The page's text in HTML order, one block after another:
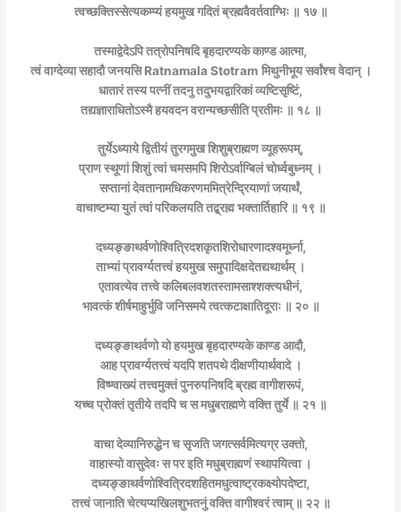
त्वच्छक्तिस्सेत्यकम्प्यं हयमुख गदितं ब्रह्मवैवर्तवाग्भिः ॥ १७ ॥
तस्माद्वेदेऽपि तत्रोपनिषदि बृहदारण्यके काण्ड आत्मा,
त्वं वाग्देव्या सहादौ जनयसि Ratnamala Stotram मिथुनीभूय सर्वांश्च वेदान् ।
धातारं तस्य पत्नीं तदनु तदुभयद्वारिकां व्यष्टिसृष्टिं,
तद्यज्ञाराधितोऽस्मै हयवदन वरान्यच्छसीति प्रतीमः ॥ १८ ॥
तुर्येऽध्याये द्वितीयं तुरगमुख शिशुब्राह्मण व्यूहरूपम्,
प्राण स्थूणां शिशुं त्वां चमसमपि शिरोऽर्वाग्बिलं चोर्ध्वबुध्नम् ।
सप्तानां देवतानामधिकरणममित्रेन्द्रियाणां जयार्थं,
वाचाष्टम्या युतं त्वां परिकलयति तद्ब्रह्म भक्तार्तिहारि ॥ १९ ॥
दध्यङ्ङाथर्वणोश्वित्रिदशकृतशिरोधारणादश्वमूर्ध्ना,
ताभ्यां प्रावर्ग्यतत्त्वं हयमुख समुपादिक्षदेतद्यथार्थम् ।
एतावत्येव तत्त्वे कलिबलवशतस्तामसाश्शक्त्यधीनं,
भावत्कं शीर्षमाहुर्भुवि जनिसमये त्वत्कटाक्षातिदूराः ॥ २० ॥
दध्यङ्ङाथर्वणो यो हयमुख बृहदारण्यके काण्ड आदौ,
आह प्रावर्ग्यतत्त्वं यदपि शतपथे दीक्षणीयार्थवादे ।
विष्ण्वाख्यं तत्त्वमुक्तं पुनरुपनिषदि ब्रह्म वागीशरूपं,
यच्च प्रोक्तं तृतीये तदपि च स मधुबराह्मणे वक्ति तुर्ये ॥ २१ ॥
वाचा देव्यानिरुद्धेन च सृजति जगत्सर्वमित्यग्र उक्तो,
वाहास्यो वासुदेवः स पर इति मधुब्राह्मणं स्थापयित्वा ।
दध्यङ्ङाथर्वणोश्वित्रिदशहितमधुत्वाष्ट्रकक्ष्योपदेष्टा,
तत्त्वं जानाति चेत्यप्यखिलशुभतनुं वक्ति वागीश्वरं त्वाम् ॥ २२ ॥